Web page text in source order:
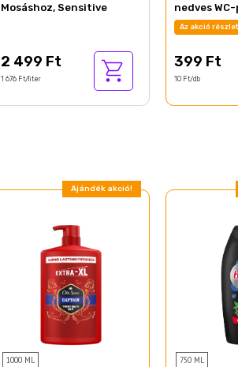
Mosáshoz, Sensitive
2 499 Ft
1 676 Ft/liter
nedves
kivonattal
Az akció
399 Ft
10 Ft/db
Ajándék akció!
1000 ML 750 ML